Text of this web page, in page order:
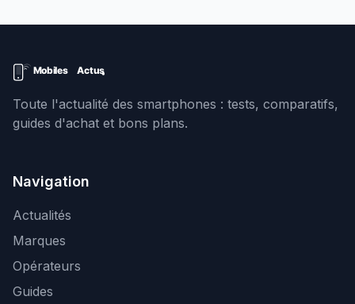
Toute l'actualité des smartphones : tests, comparatifs,
guides d'achat et bons plans.
Navigation
Actualités
Marques
Opérateurs
Guides